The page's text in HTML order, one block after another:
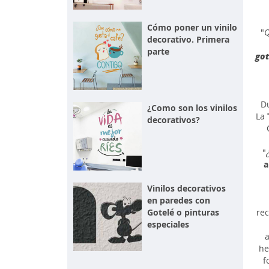
Cómo poner un vinilo
decorativo. Primera
parte
¿Como son los vinilos
decorativos?
Vinilos decorativos
en paredes con
Gotelé o pinturas
especiales
"
La
"